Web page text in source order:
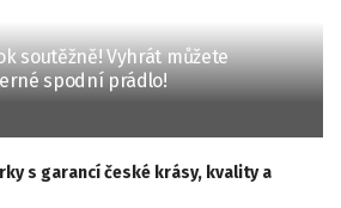
soutěžně! Vyhrát můžete
spodní prádlo!
s garancí české krásy, kvality a